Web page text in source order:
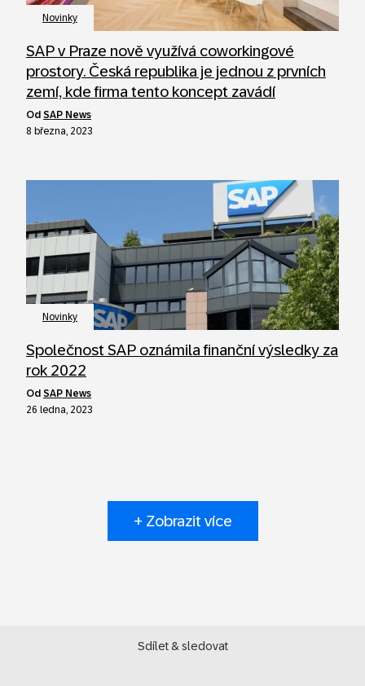
Novinky
SAP v Praze nově využívá coworkingové
prostory. Česká republika je jednou z prvních
zemí, kde firma tento koncept zavádí
od SAP News
8 března, 2023
Novinky
Společnost SAP oznámila finanční výsledky za
rok 2022
od SAP News
26 ledna, 2023
+ Zobrazit více
Sdílet & sledovat